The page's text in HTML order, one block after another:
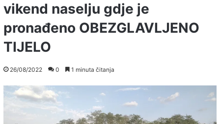
vikend naselju gdje je
pronađeno OBEZGLAVLJENO
TIJELO
26/08/2022 0 1 minuta čitanja